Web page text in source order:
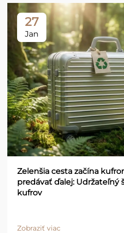
27
Jan
Zelenšia cesta začína
predávať ďalej: Udržateľný
kufrov
Zobraziť viac